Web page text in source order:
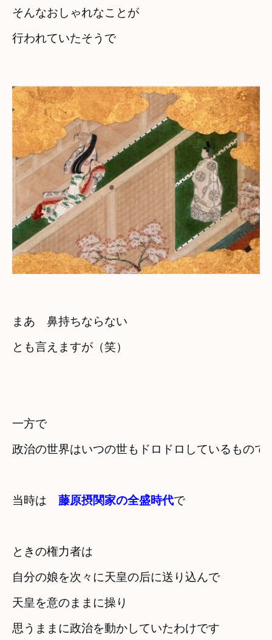
そんなおしゃれなことが
行われていたそうで
まあ　鼻持ちならない
とも言えますが（笑）
一方で
政治の世界はいつの世もドロドロしているもので
当時は 藤原摂関家の全盛時代で
ときの権力者は
自分の娘を次々に天皇の后に送り込んで
天皇を意のままに操り
思うままに政治を動かしていたわけです